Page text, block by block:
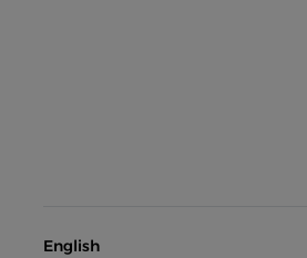
English